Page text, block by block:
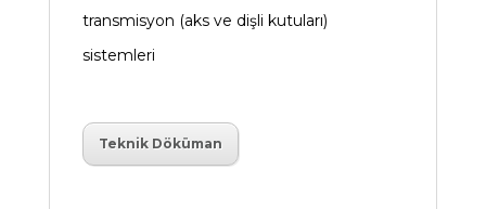
transmisyon (aks ve dişli kutuları)
sistemleri
Teknik Döküman